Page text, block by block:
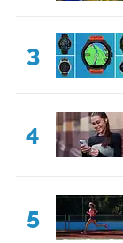
3
4
5